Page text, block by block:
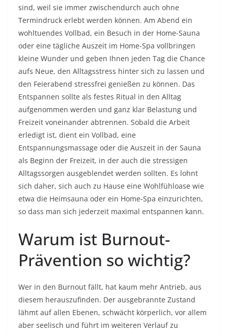
sind, weil sie immer zwischendurch auch ohne
Termindruck erlebt werden können. Am Abend ein
wohltuendes Vollbad, ein Besuch in der Home-Sauna
oder eine tägliche Auszeit im Home-Spa vollbringen
kleine Wunder und geben Ihnen jeden Tag die Chance
aufs Neue, den Alltagsstress hinter sich zu lassen und
den Feierabend stressfrei genießen zu können. Das
Entspannen sollte als festes Ritual in den Alltag
aufgenommen werden und ganz klar Belastung und
Freizeit voneinander abtrennen. Sobald die Arbeit
erledigt ist, dient ein Vollbad, eine
Entspannungsmassage oder die Auszeit in der Sauna
als Beginn der Freizeit, in der auch die stressigen
Alltagssorgen ausgeblendet werden sollten. Es lohnt
sich daher, sich auch zu Hause eine Wohlfühloase wie
etwa die Heimsauna oder ein Home-Spa einzurichten,
so dass man sich jederzeit maximal entspannen kann.
Warum ist Burnout-
Prävention so wichtig?
Wer in den Burnout fällt, hat kaum mehr Antrieb, aus
diesem herauszufinden. Der ausgebrannte Zustand
lähmt auf allen Ebenen, schwächt körperlich, vor allem
aber seelisch und führt im weiteren Verlauf zu